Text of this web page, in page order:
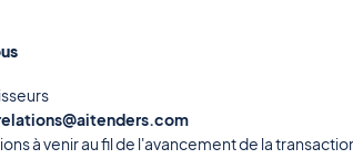
à venir au fil de l'avancement de la